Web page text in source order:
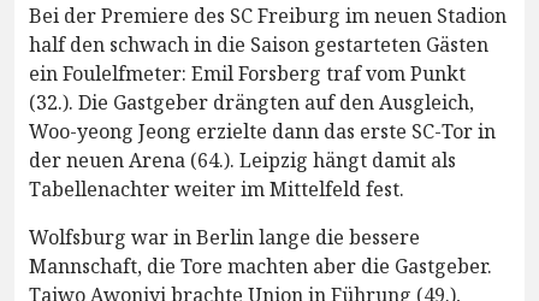
Bei der Premiere des SC Freiburg im neuen Stadion
half den schwach in die Saison gestarteten Gästen
ein Foulelfmeter: Emil Forsberg traf vom Punkt
(32.). Die Gastgeber drängten auf den Ausgleich,
Woo-yeong Jeong erzielte dann das erste SC-Tor in
der neuen Arena (64.). Leipzig hängt damit als
Tabellenachter weiter im Mittelfeld fest.
Wolfsburg war in Berlin lange die bessere
Mannschaft, die Tore machten aber die Gastgeber.
Taiwo Awoniyi brachte Union in Führung (49.),